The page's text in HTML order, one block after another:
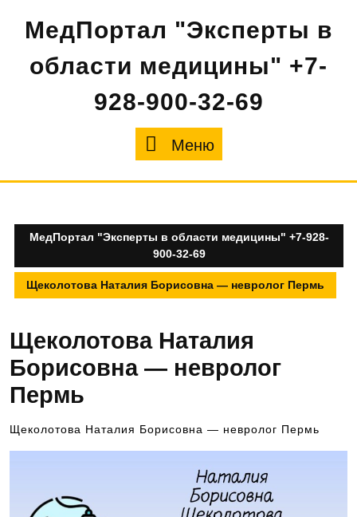
содержимому
МедПортал "Эксперты в
области медицины" +7-
928-900-32-69
Меню
МедПортал "Эксперты в области медицины" +7-928-
900-32-69
Щеколотова Наталия Борисовна — невролог Пермь
Щеколотова Наталия
Борисовна — невролог
Пермь
Щеколотова Наталия Борисовна — невролог Пермь